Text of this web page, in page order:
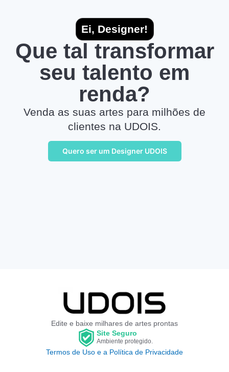
Ei, Designer!
Que tal transformar
seu talento em
renda?
Venda as suas artes para milhões de
clientes na UDOIS.
Quero ser um Designer UDOIS
Edite e baixe milhares de artes prontas
Site Seguro
Ambiente protegido.
Termos de Uso e a Política de Privacidade